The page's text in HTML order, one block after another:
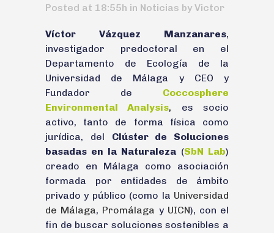
Posted at 18:55h in Noticias by Victor
Víctor Vázquez Manzanares,
investigador predoctoral en el
Departamento de Ecología de la
Universidad de Málaga y CEO y
Fundador de Coccosphere
Environmental Analysis, es socio
activo, tanto de forma física como
jurídica, del Clúster de Soluciones
basadas en la Naturaleza (SbN Lab)
creado en Málaga como asociación
formada por entidades de ámbito
privado y público (como la Universidad
de Málaga, Promálaga y UICN), con el
fin de buscar soluciones sostenibles a